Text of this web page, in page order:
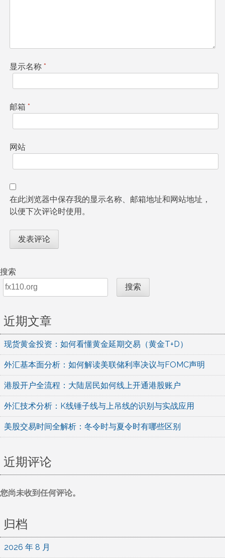
显示名称 *
邮箱 *
网站
在此浏览器中保存我的显示名称、邮箱地址和网站地址，
以便下次评论时使用。
搜索
搜索
近期文章
现货黄金投资：如何看懂黄金延期交易（黄金T+D）
外汇基本面分析：如何解读美联储利率决议与FOMC声明
港股开户全流程：大陆居民如何线上开通港股账户
外汇技术分析：K线锤子线与上吊线的识别与实战应用
美股交易时间全解析：冬令时与夏令时有哪些区别
近期评论
您尚未收到任何评论。
归档
2026 年 8 月